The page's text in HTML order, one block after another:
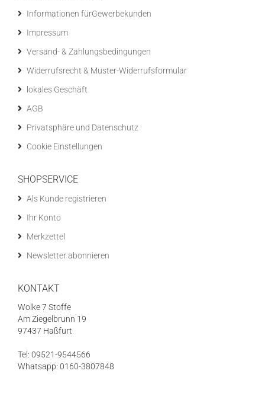
Informationen fürGewerbekunden
Impressum
Versand- & Zahlungsbedingungen
Widerrufsrecht & Muster-Widerrufsformular
lokales Geschäft
AGB
Privatsphäre und Datenschutz
Cookie Einstellungen
SHOPSERVICE
Als Kunde registrieren
Ihr Konto
Merkzettel
Newsletter abonnieren
KONTAKT
Wolke 7 Stoffe
Am Ziegelbrunn 19
97437 Haßfurt
Tel: 09521-9544566
Whatsapp: 0160-3807848